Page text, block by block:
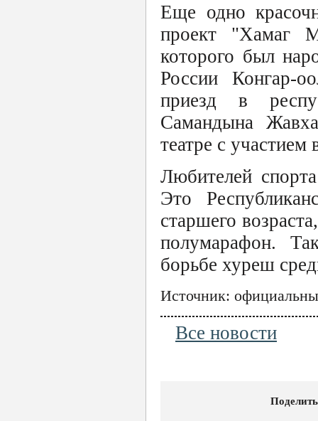
Еще одно
проект "Хамаг
которого был
России Конгар-
приезд в
Самандына
театре с
Любителей
Это
старшего
полумарафон.
борьбе хуреш
Источник:
Все новости